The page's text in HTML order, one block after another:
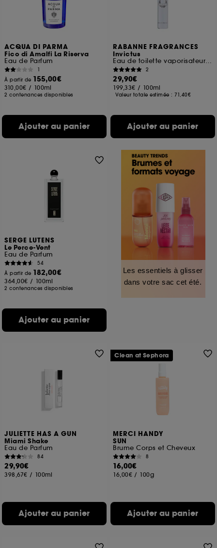
ACQUA DI PARMA
Fico di Amalfi La Riserva
Eau de Parfum
1
À partir de 155,00€
310,00€ / 100ml
2 contenances disponibles
Ajouter au panier
RABANNE FRAGRANCES
Invictus
Eau de toilette vaporisateur de voyage
2
29,90€
199,33€ / 100ml
Valeur totale estimée :71,40€
Ajouter au panier
SERGE LUTENS
Le Perce-Vent
Eau de Parfum
54
À partir de 182,00€
364,00€ / 100ml
2 contenances disponibles
Ajouter au panier
Les essentiels à glisser
dans votre sac cet été.
JULIETTE HAS A GUN
Miami Shake
Eau de Parfum
84
29,90€
398,67€ / 100ml
Ajouter au panier
MERCI HANDY
SUN
Brume Corps et Cheveux
8
16,00€
16,00€ / 100g
Ajouter au panier
Clean at Sephora